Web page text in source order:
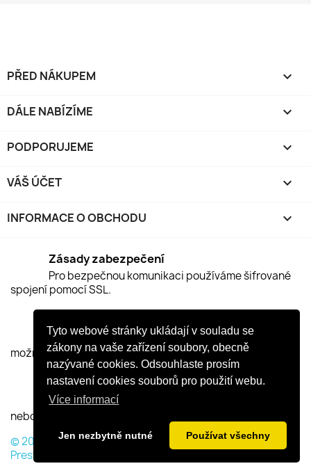
Tyto webové stránky ukládají v souladu se
zákony na vaše zařízení soubory, obecně
nazývané cookies. Odsouhlaste prosím
nastavení cookies souborů pro použití webu.
Více informací
Jen nezbytně nutné Používat všechny
PŘED NÁKUPEM 
DÁLE NABÍZÍME 
PODPORUJEME 
VÁŠ ÚČET 
INFORMACE O OBCHODU keyboard_arrow_down
Zásady zabezpečení
Pro bezpečnou komunikaci používáme šifrované
spojení pomocí SSL.
Zásady doručení
Vaši objednáku se snažíme expedovat v nekratší
možné době, obvykle do dvou pracovních dnů.
Zásady vrácení
Na rozmyšlenou zda si naše produkty ponecháte
nebo nám je vrátíte zpět máte 2 týdny.
© 2026 - Software pro elektronický obchod od
PrestaShop™